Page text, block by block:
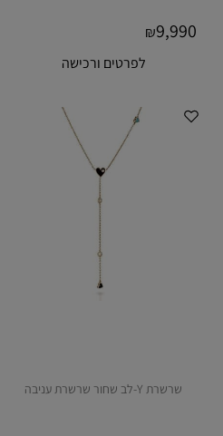
₪9,990
לפרטים ורכישה
שרשרת Y-לב שחור שרשרת עניבה